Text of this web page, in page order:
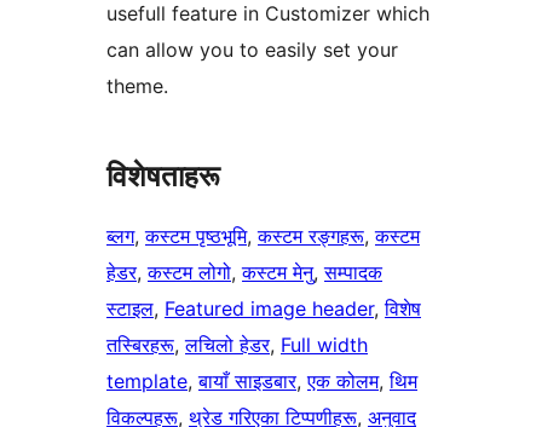
usefull feature in Customizer which
can allow you to easily set your
theme.
विशेषताहरू
ब्लग, कस्टम पृष्ठभूमि, कस्टम रङ्गहरू, कस्टम
हेडर, कस्टम लोगो, कस्टम मेनु, सम्पादक
स्टाइल, Featured image header, विशेष
तस्बिरहरू, लचिलो हेडर, Full width
template, बायाँ साइडबार, एक कोलम, थिम
विकल्पहरू, थ्रेड गरिएका टिप्पणीहरू, अनुवाद